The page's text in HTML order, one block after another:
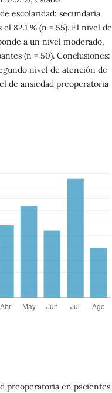
escolaridad: secundaria
82.1 % (n = 55). El nivel de
a un nivel moderado,
(n = 50). Conclusiones:
nivel de atención de
de ansiedad preoperatoria
preoperatoria en pacientes